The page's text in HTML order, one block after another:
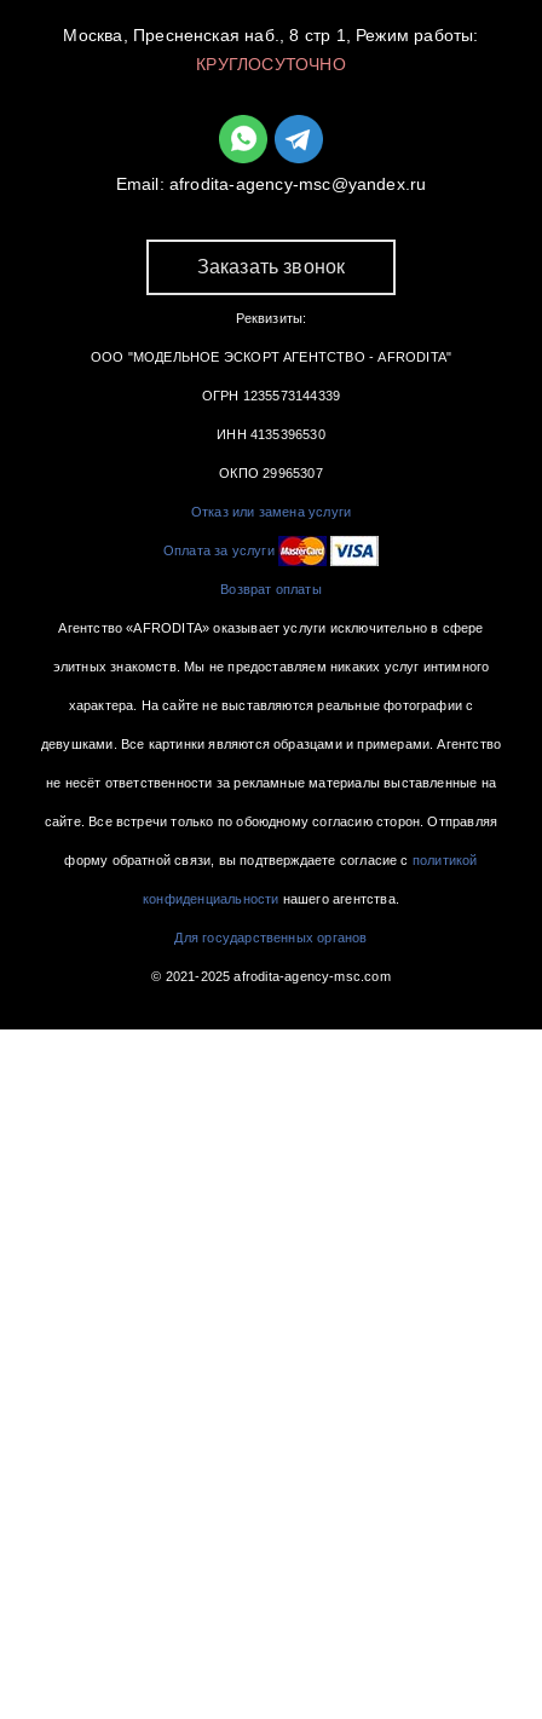
Москва, Пресненская наб., 8 стр 1, Режим работы:
КРУГЛОСУТОЧНО
Email: afrodita-agency-msc@yandex.ru
Заказать звонок
Реквизиты:
ООО "МОДЕЛЬНОЕ ЭСКОРТ АГЕНТСТВО - AFRODITA"
ОГРН 1235573144339
ИНН 4135396530
ОКПО 29965307
Отказ или замена услуги
Оплата за услуги
Возврат оплаты
Агентство «AFRODITA» оказывает услуги исключительно в сфере
элитных знакомств. Мы не предоставляем никаких услуг интимного
характера. На сайте не выставляются реальные фотографии с
девушками. Все картинки являются образцами и примерами. Агентство
не несёт ответственности за рекламные материалы выставленные на
сайте. Все встречи только по обоюдному согласию сторон. Отправляя
форму обратной связи, вы подтверждаете согласие с политикой
конфиденциальности нашего агентства.
Для государственных органов
© 2021-2025 afrodita-agency-msc.com